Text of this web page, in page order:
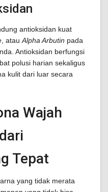
antioksidan kuat
, atau Alpha Arbutin pada
Antioksidan berfungsi
polusi harian sekaligus
kulit dari luar secara
Wajah
Tepat
yang tidak merata